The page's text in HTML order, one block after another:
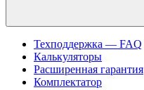
Техподдержка — FAQ
Калькуляторы
Расширенная гарантия
Комплектатор